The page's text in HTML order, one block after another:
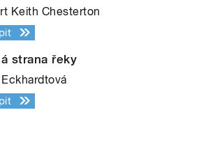
Keith Chesterton
strana řeky